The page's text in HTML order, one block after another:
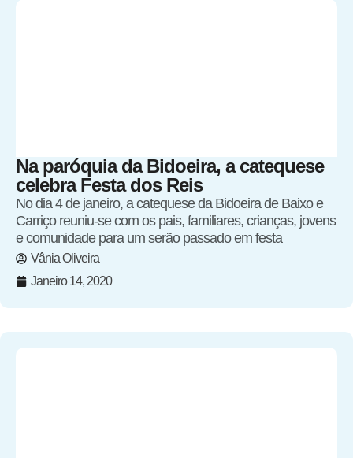
Na paróquia da Bidoeira, a catequese
celebra Festa dos Reis
No dia 4 de janeiro, a catequese da Bidoeira de Baixo e
Carriço reuniu-se com os pais, familiares, crianças, jovens
e comunidade para um serão passado em festa
Vânia Oliveira
Janeiro 14, 2020